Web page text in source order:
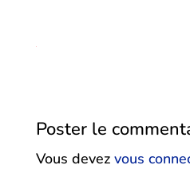
Poster le
Vous devez vous